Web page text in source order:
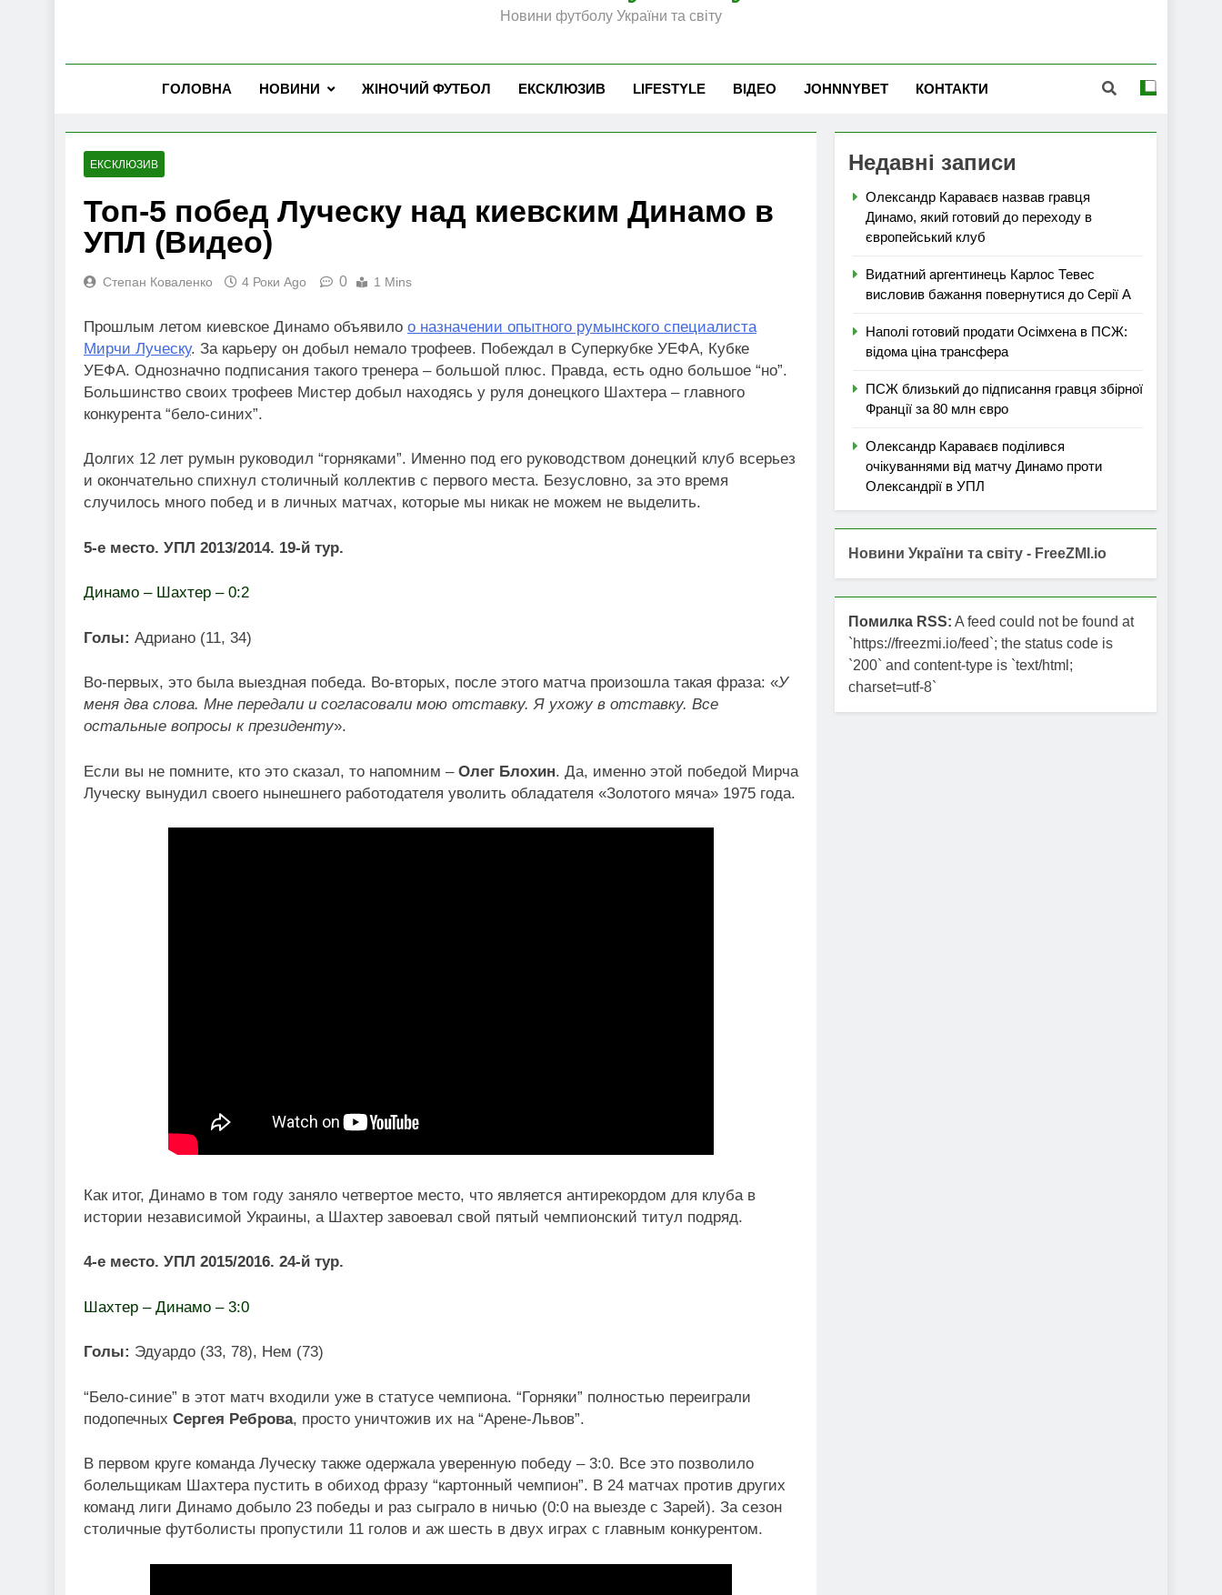
Новини футболу України та світу
ГОЛОВНА НОВИНИ ЖІНОЧИЙ ФУТБОЛ ЕКСКЛЮЗИВ LIFESTYLE ВІДЕО JOHNNYBET КОНТАКТИ
ЕКСКЛЮЗИВ
Топ-5 побед Луческу над киевским Динамо в
УПЛ (Видео)
Степан Коваленко 4 Роки Ago 0 1 Mins
Прошлым летом киевское Динамо объявило о назначении опытного румынского специалиста
Мирчи Луческу. За карьеру он добыл немало трофеев. Побеждал в Суперкубке УЕФА, Кубке
УЕФА. Однозначно подписания такого тренера – большой плюс. Правда, есть одно большое “но”.
Большинство своих трофеев Мистер добыл находясь у руля донецкого Шахтера – главного
конкурента “бело-синих”.
Долгих 12 лет румын руководил “горняками”. Именно под его руководством донецкий клуб всерьез
и окончательно спихнул столичный коллектив с первого места. Безусловно, за это время
случилось много побед и в личных матчах, которые мы никак не можем не выделить.
5-е место. УПЛ 2013/2014. 19-й тур.
Динамо – Шахтер – 0:2
Голы: Адриано (11, 34)
Во-первых, это была выездная победа. Во-вторых, после этого матча произошла такая фраза: «У
меня два слова. Мне передали и согласовали мою отставку. Я ухожу в отставку. Все
остальные вопросы к президенту».
Если вы не помните, кто это сказал, то напомним – Олег Блохин. Да, именно этой победой Мирча
Луческу вынудил своего нынешнего работодателя уволить обладателя «Золотого мяча» 1975 года.
Как итог, Динамо в том году заняло четвертое место, что является антирекордом для клуба в
истории независимой Украины, а Шахтер завоевал свой пятый чемпионский титул подряд.
4-е место. УПЛ 2015/2016. 24-й тур.
Шахтер – Динамо – 3:0
Голы: Эдуардо (33, 78), Нем (73)
“Бело-синие” в этот матч входили уже в статусе чемпиона. “Горняки” полностью переиграли
подопечных Сергея Реброва, просто уничтожив их на “Арене-Львов”.
В первом круге команда Луческу также одержала уверенную победу – 3:0. Все это позволило
болельщикам Шахтера пустить в обиход фразу “картонный чемпион”. В 24 матчах против других
команд лиги Динамо добыло 23 победы и раз сыграло в ничью (0:0 на выезде с Зарей). За сезон
столичные футболисты пропустили 11 голов и аж шесть в двух играх с главным конкурентом.
Недавні записи
Олександр Караваєв назвав гравця
Динамо, який готовий до переходу в
європейський клуб
Видатний аргентинець Карлос Тевес
висловив бажання повернутися до Серії А
Наполі готовий продати Осімхена в ПСЖ:
відома ціна трансфера
ПСЖ близький до підписання гравця збірної
Франції за 80 млн євро
Олександр Караваєв поділився
очікуваннями від матчу Динамо проти
Олександрії в УПЛ
Новини України та світу - FreeZMI.io
Помилка RSS: A feed could not be found at
`https://freezmi.io/feed`; the status code is
`200` and content-type is `text/html;
charset=utf-8`